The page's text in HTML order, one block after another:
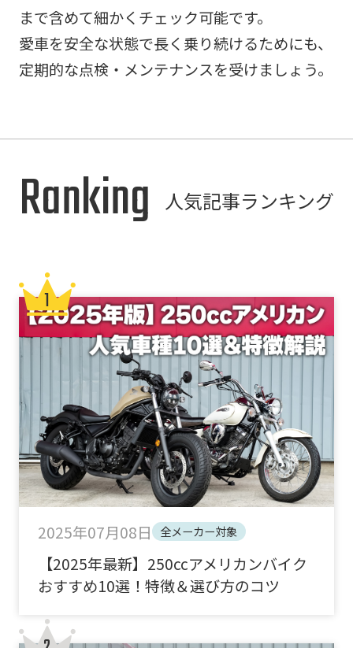
まで含めて細かくチェック可能です。
愛車を安全な状態で長く乗り続けるためにも、
定期的な点検・メンテナンスを受けましょう。
Ranking 人気記事ランキング
2025年07月08日 全メーカー対象
【2025年最新】250ccアメリカンバイク
おすすめ10選！特徴＆選び方のコツ